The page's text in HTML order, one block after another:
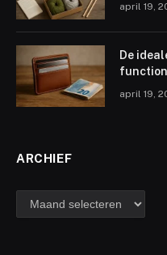
april 19,
De
april 19,
ARCHIEF
archief